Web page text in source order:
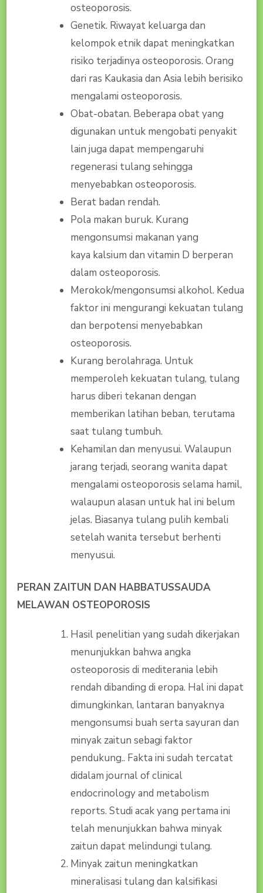
osteoporosis.
Genetik. Riwayat keluarga dan
kelompok etnik dapat meningkatkan
risiko terjadinya osteoporosis. Orang
dari ras Kaukasia dan Asia lebih berisiko
mengalami osteoporosis.
Obat-obatan. Beberapa obat yang
digunakan untuk mengobati penyakit
lain juga dapat mempengaruhi
regenerasi tulang sehingga
menyebabkan osteoporosis.
Berat badan rendah.
Pola makan buruk. Kurang
mengonsumsi makanan yang
kaya kalsium dan vitamin D berperan
dalam osteoporosis.
Merokok/mengonsumsi alkohol. Kedua
faktor ini mengurangi kekuatan tulang
dan berpotensi menyebabkan
osteoporosis.
Kurang berolahraga. Untuk
memperoleh kekuatan tulang, tulang
harus diberi tekanan dengan
memberikan latihan beban, terutama
saat tulang tumbuh.
Kehamilan dan menyusui. Walaupun
jarang terjadi, seorang wanita dapat
mengalami osteoporosis selama hamil,
walaupun alasan untuk hal ini belum
jelas. Biasanya tulang pulih kembali
setelah wanita tersebut berhenti
menyusui.
PERAN ZAITUN DAN HABBATUSSAUDA
MELAWAN OSTEOPOROSIS
Hasil penelitian yang sudah dikerjakan
menunjukkan bahwa angka
osteoporosis di mediterania lebih
rendah dibanding di eropa. Hal ini dapat
dimungkinkan, lantaran banyaknya
mengonsumsi buah serta sayuran dan
minyak zaitun sebagi faktor
pendukung.. Fakta ini sudah tercatat
didalam journal of clinical
endocrinology and metabolism
reports. Studi acak yang pertama ini
telah menunjukkan bahwa minyak
zaitun dapat melindungi tulang.
Minyak zaitun meningkatkan
mineralisasi tulang dan kalsifikasi